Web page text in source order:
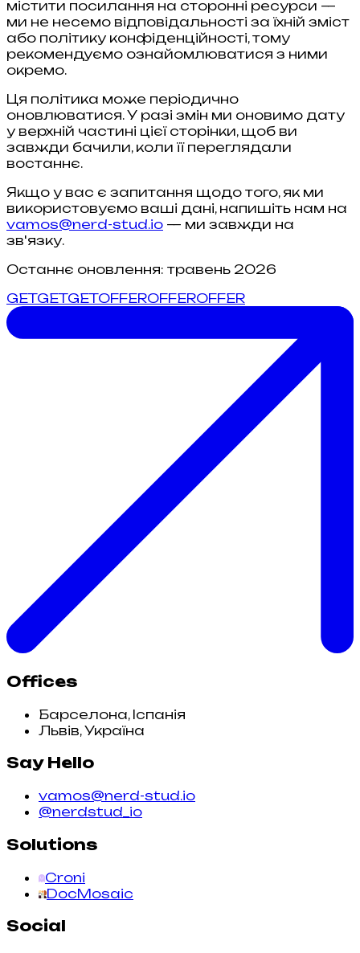
містити посилання на сторонні ресурси —
ми не несемо відповідальності за їхній зміст
або політику конфіденційності, тому
рекомендуємо ознайомлюватися з ними
окремо.
Ця політика може періодично
оновлюватися. У разі змін ми оновимо дату
у верхній частині цієї сторінки, щоб ви
завжди бачили, коли її переглядали
востаннє.
Якщо у вас є запитання щодо того, як ми
використовуємо ваші дані, напишіть нам на
vamos@nerd-stud.io — ми завжди на
зв'язку.
Останнє оновлення: травень 2026
GETGETGETOFFEROFFEROFFER
Offices
Барселона, Іспанія
Львів, Україна
Say Hello
vamos@nerd-stud.io
@nerdstud_io
Solutions
Croni
DocMosaic
Social